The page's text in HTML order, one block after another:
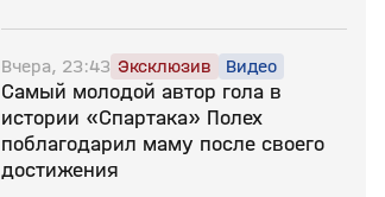
Вчера, 23:43 Эксклюзив Видео
Самый молодой автор гола в
истории «Спартака» Полех
поблагодарил маму после своего
достижения